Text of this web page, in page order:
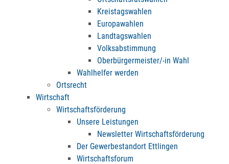
Kreistagswahlen
Europawahlen
Landtagswahlen
Volksabstimmung
Oberbürgermeister/-in Wahl
Wahlhelfer werden
Ortsrecht
Wirtschaft
Wirtschaftsförderung
Unsere Leistungen
Newsletter Wirtschaftsförderung
Der Gewerbestandort Ettlingen
Wirtschaftsforum